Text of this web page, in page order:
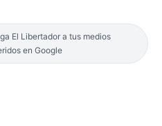
El Libertador a tus medios
en Google